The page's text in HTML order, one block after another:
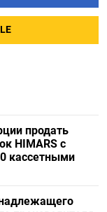
продать
HIMARS с
кассетными